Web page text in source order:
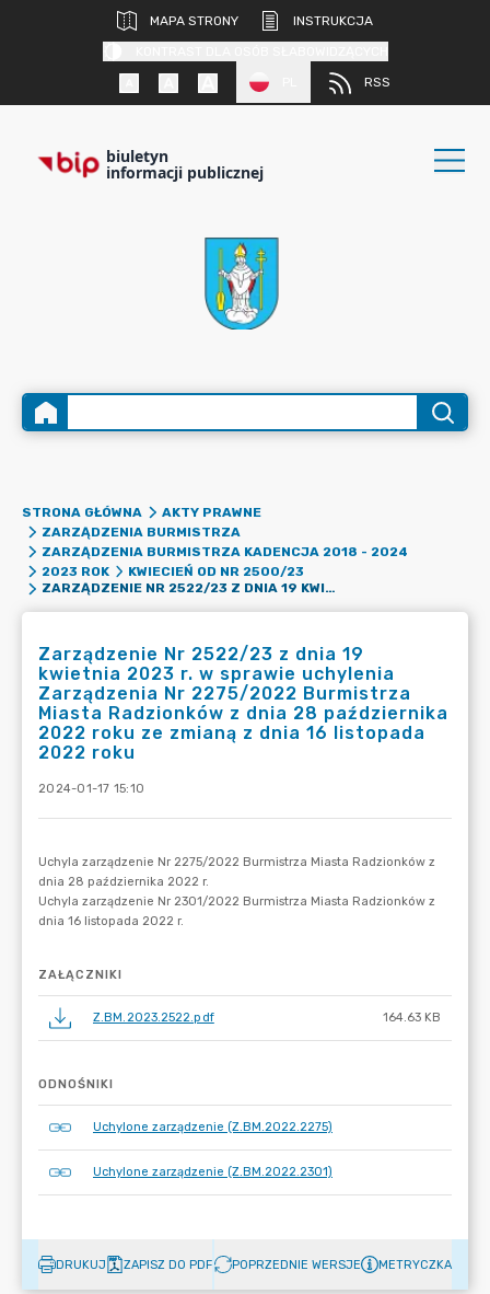
MAPA STRONY
INSTRUKCJA
RSS
biuletyn
informacji publicznej
STRONA GŁÓWNA
AKTY PRAWNE
ZARZĄDZENIA BURMISTRZA
ZARZĄDZENIA BURMISTRZA KADENCJA 2018 - 2024
2023 ROK
KWIECIEŃ OD NR 2500/23
ZARZĄDZENIE NR 2522/23 Z DNIA 19 KWIETNIA 2023 R. W SPRAWIE UCHYLENIA ZARZĄDZENIA NR 2275/2022 BURMISTRZA MIASTA RADZIONKÓW Z DNIA 28 PAŹDZIERNIKA 2022 ROKU ZE ZMIANĄ Z DNIA 16 LISTOPADA 2022 ROKU
Zarządzenie Nr 2522/23 z dnia 19
kwietnia 2023 r. w sprawie uchylenia
Zarządzenia Nr 2275/2022 Burmistrza
Miasta Radzionków z dnia 28 października
2022 roku ze zmianą z dnia 16 listopada
2022 roku
2024-01-17 15:10
ZAŁĄCZNIKI
Z.BM.2023.2522.pdf 164.63 KB
ODNOŚNIKI
Uchylone zarządzenie (Z.BM.2022.2275)
Uchylone zarządzenie (Z.BM.2022.2301)
DRUKUJ ZAPISZ DO PDF POPRZEDNIE WERSJE METRYCZKA